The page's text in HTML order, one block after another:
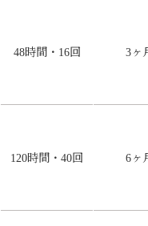
48時間・16回 3ヶ
120時間・40回 6ヶ